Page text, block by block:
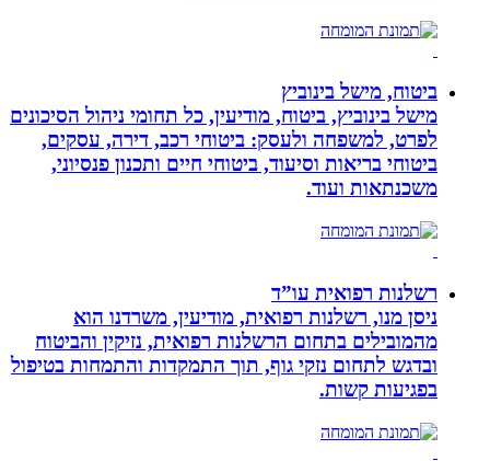
ביטוח, מישל בינוביץ
מישל בינוביץ, ביטוח, מודיעין, כל תחומי ניהול הסיכונים
לפרט, למשפחה ולעסק: ביטוחי רכב, דירה, עסקים,
ביטוחי בריאות וסיעוד, ביטוחי חיים ותכנון פנסיוני,
משכנתאות ועוד.
רשלנות רפואית עו”ד
ניסן מנו, רשלנות רפואית, מודיעין, משרדנו הוא
מהמובילים בתחום הרשלנות רפואית, נזיקין והביטוח
ובדגש לתחום נזקי גוף, תוך התמקדות והתמחות בטיפול
בפגיעות קשות.